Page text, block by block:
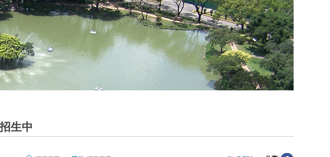
生中